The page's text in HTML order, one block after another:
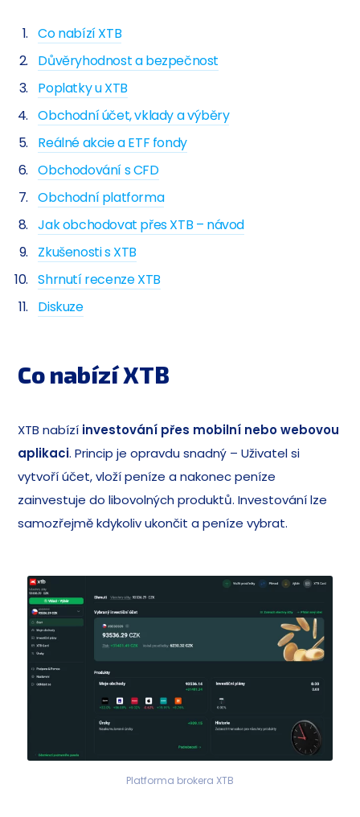
Co nabízí XTB
Důvěryhodnost a bezpečnost
Poplatky u XTB
Obchodní účet, vklady a výběry
Reálné akcie a ETF fondy
Obchodování s CFD
Obchodní platforma
Jak obchodovat přes XTB – návod
Zkušenosti s XTB
Shrnutí recenze XTB
Diskuze
Co nabízí XTB
XTB nabízí investování přes mobilní nebo webovou
aplikaci. Princip je opravdu snadný – Uživatel si
vytvoří účet, vloží peníze a nakonec peníze
zainvestuje do libovolných produktů. Investování lze
samozřejmě kdykoliv ukončit a peníze vybrat.
Platforma brokera XTB